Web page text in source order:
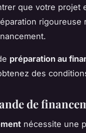
que votre projet
préparation au
des
de
nécessite une